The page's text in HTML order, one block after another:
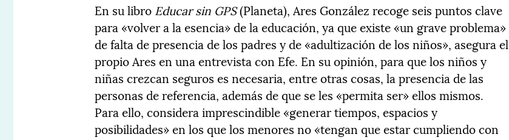
En su libro Educar sin GPS(Planeta), Ares González recoge seis puntos clave
para «volver a la esencia» de la educación, ya que existe «un grave problema»
de falta de presencia de los padres y de «adultización de los niños», asegura el
propio Ares en una entrevista con Efe. En su opinión, para que los niños y
niñas crezcan seguros es necesaria, entre otras cosas, la presencia de las
personas de referencia, además de que se les «permita ser» ellos mismos.
Para ello, considera imprescindible «generar tiempos, espacios y
posibilidades» en los que los menores no «tengan que estar cumpliendo con